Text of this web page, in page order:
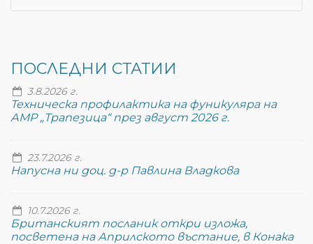
ПОСЛЕДНИ СТАТИИ
3.8.2026 г.
Техническа профилактика на фуникуляра на
АМР „Трапезица“ през август 2026 г.
23.7.2026 г.
Напусна ни доц. д-р Павлина Владкова
10.7.2026 г.
Британският посланик откри изложа,
посветена на Априлското въстание, в Конака